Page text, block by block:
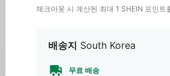
체크아웃 시 계산된 최대 1 SHEIN 포인트
배송지 South Korea
무료 배송